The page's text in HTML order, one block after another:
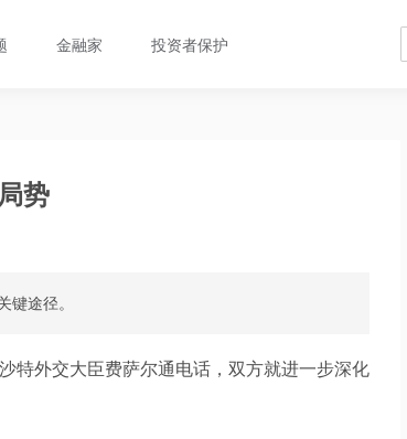
金融家 投资者保护
势
键途径。
特外交大臣费萨尔通电话，双方就进一步深化